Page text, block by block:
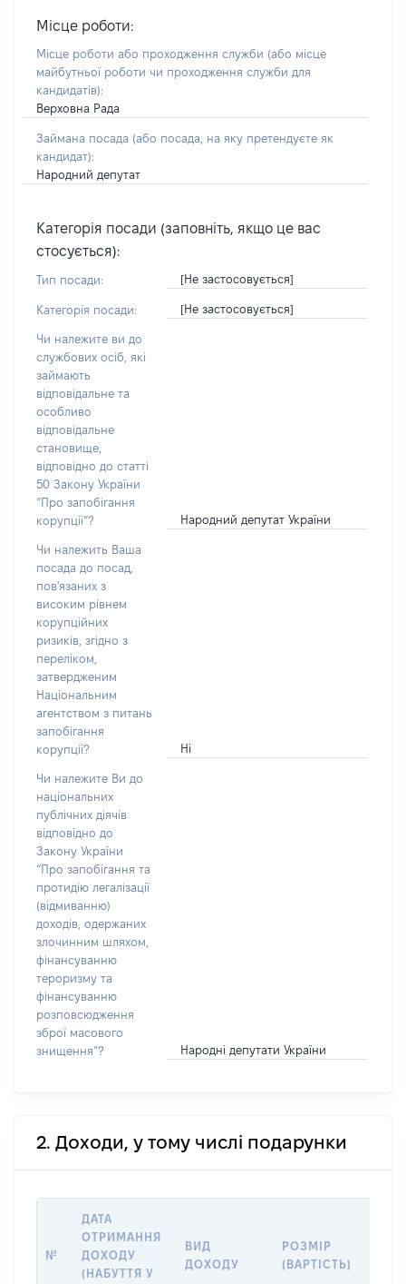
Місце роботи:
Місце роботи або проходження служби (або місце
майбутньої роботи чи проходження служби для
кандидатів):
Верховна Рада
Займана посада (або посада, на яку претендуєте як
кандидат):
Народний депутат
Категорія посади (заповніть, якщо це вас
стосується):
Тип посади: [Не застосовується]
Категорія посади: [Не застосовується]
Чи належите ви до
службових осіб, які
займають
відповідальне та
особливо
відповідальне
становище,
відповідно до статті
50 Закону України
“Про запобігання
корупції”?
Народний депутат України
Чи належить Ваша
посада до посад,
пов'язаних з
високим рівнем
корупційних
ризиків, згідно з
переліком,
затвердженим
Національним
агентством з питань
запобігання
корупції?
Ні
Чи належите Ви до
національних
публічних діячів
відповідно до
Закону України
“Про запобігання та
протидію легалізації
(відмиванню)
доходів, одержаних
злочинним шляхом,
фінансуванню
тероризму та
фінансуванню
розповсюдження
зброї масового
знищення”?
Народні депутати України
2. Доходи, у тому числі подарунки
№
ДАТА
ОТРИМАННЯ
ДОХОДУ
(НАБУТТЯ У
ВИД
ДОХОДУ
РОЗМІР
(ВАРТІСТЬ)